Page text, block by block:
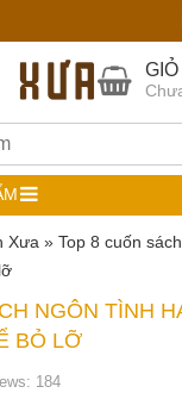
Hệ
Sách
Cũ
Xưa » Top 8 cuốn
NGÔN TÌNH
BỎ LỠ
184